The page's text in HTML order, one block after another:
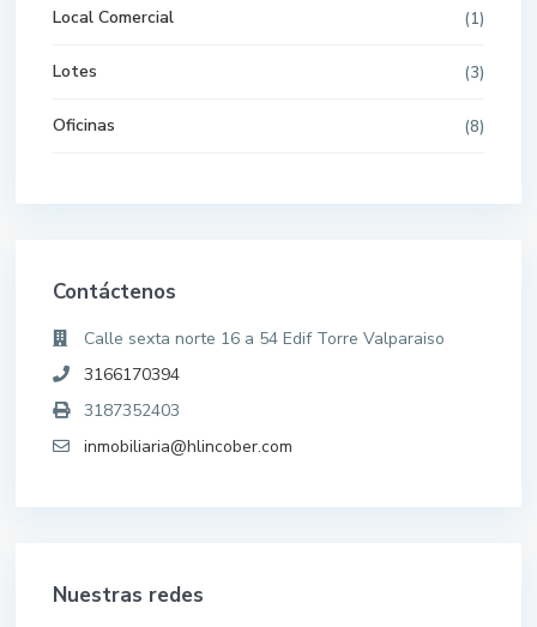
Local Comercial (1)
Lotes (3)
Oficinas (8)
Contáctenos
Calle sexta norte 16 a 54 Edif Torre Valparaiso
3166170394
3187352403
inmobiliaria@hlincober.com
Nuestras redes